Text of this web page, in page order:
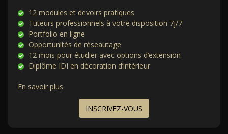
12 modules et devoirs pratiques
Tuteurs professionnels à votre disposition 7j/7
Portfolio en ligne
Opportunités de réseautage
12 mois pour étudier avec options d’extension
Diplôme IDI en décoration d’intérieur
En savoir plus
INSCRIVEZ-VOUS